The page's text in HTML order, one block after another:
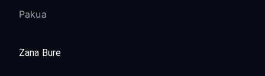
Pakua
Zana Bure